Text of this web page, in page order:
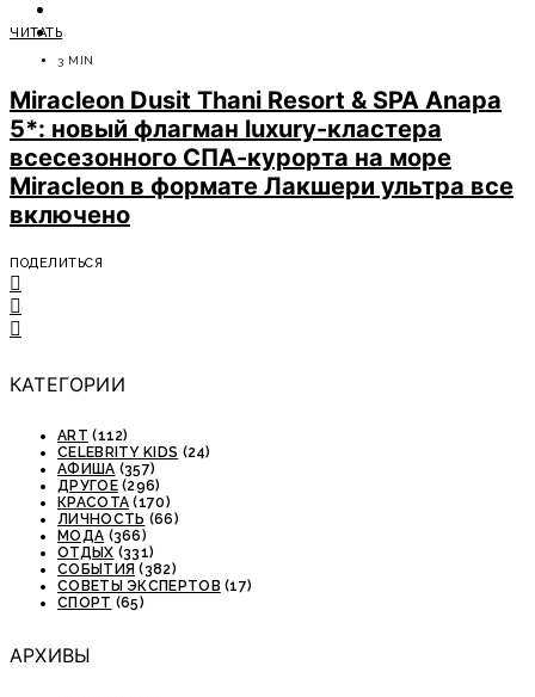
СОВЕТЫ ЭКСПЕРТОВ
ЧИТАТЬ
3 MIN
Miracleon Dusit Thani Resort & SPA Anapa
5*: новый флагман luxury-кластера
всесезонного СПА-курорта на море
Miracleon в формате Лакшери ультра все
включено
ПОДЕЛИТЬСЯ
КАТЕГОРИИ
ART (112)
CELEBRITY KIDS (24)
АФИША (357)
ДРУГОЕ(296)
КРАСОТА (170)
ЛИЧНОСТЬ (66)
МОДА (366)
ОТДЫХ (331)
СОБЫТИЯ (382)
СОВЕТЫ ЭКСПЕРТОВ (17)
СПОРТ (65)
АРХИВЫ